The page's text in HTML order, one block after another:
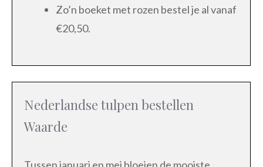
Zo’n boeket met rozen bestel je al vanaf
€20,50.
Nederlandse tulpen bestellen
Waarde
Tussen januari en mei bloeien de mooiste